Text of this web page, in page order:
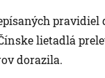
pravidiel
lietadlá
dorazila.